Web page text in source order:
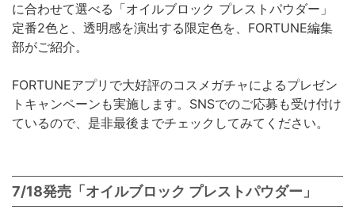
に合わせて選べる「オイルブロック プレストパウダー」
定番2色と、透明感を演出する限定色を、FORTUNE編集
部がご紹介。
FORTUNEアプリで大好評のコスメガチャによるプレゼン
トキャンペーンも実施します。SNSでのご応募も受け付け
ているので、是非最後までチェックしてみてください。
7/18発売「オイルブロック プレストパウダー」